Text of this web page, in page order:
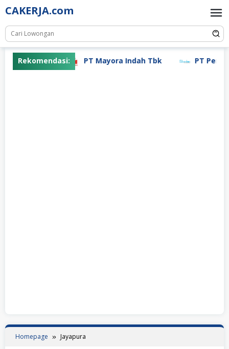
Skip
to
content
CAKERJA.com
Rekomendasi: PT Mayora Indah Tbk PT Pertiwi
Homepage Jayapura